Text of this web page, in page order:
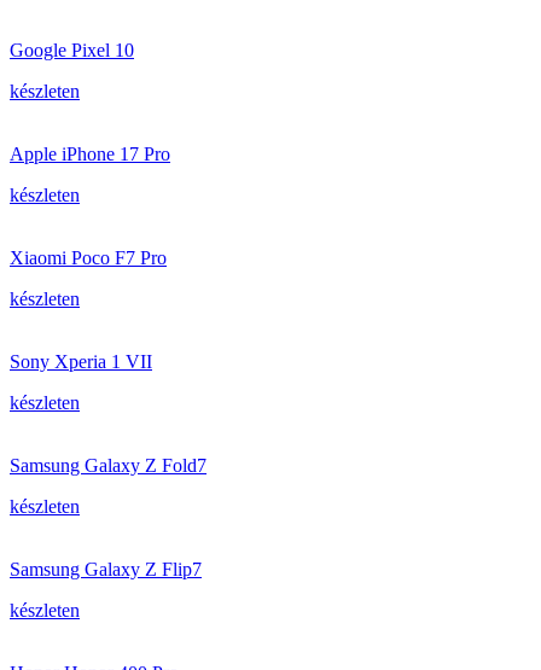
Google Pixel 10
készleten
Apple iPhone 17 Pro
készleten
Xiaomi Poco F7 Pro
készleten
Sony Xperia 1 VII
készleten
Samsung Galaxy Z Fold7
készleten
Samsung Galaxy Z Flip7
készleten